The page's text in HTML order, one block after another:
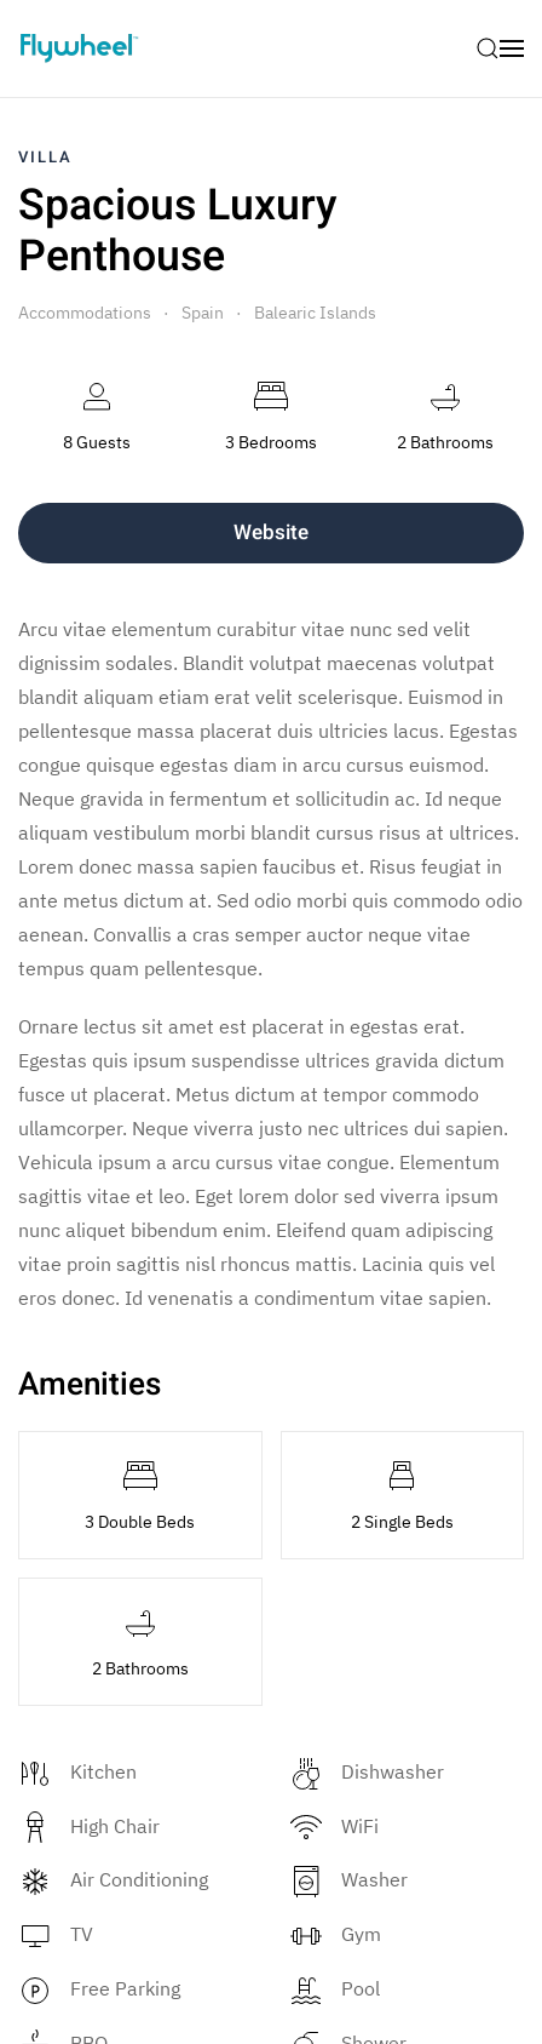
VILLA
Spacious Luxury
Penthouse
Accommodations Spain Balearic Islands
8 Guests 3 Bedrooms 2 Bathrooms
Website
Arcu vitae elementum curabitur vitae nunc sed velit
dignissim sodales. Blandit volutpat maecenas volutpat
blandit aliquam etiam erat velit scelerisque. Euismod in
pellentesque massa placerat duis ultricies lacus. Egestas
congue quisque egestas diam in arcu cursus euismod.
Neque gravida in fermentum et sollicitudin ac. Id neque
aliquam vestibulum morbi blandit cursus risus at ultrices.
Lorem donec massa sapien faucibus et. Risus feugiat in
ante metus dictum at. Sed odio morbi quis commodo odio
aenean. Convallis a cras semper auctor neque vitae
tempus quam pellentesque.
Ornare lectus sit amet est placerat in egestas erat.
Egestas quis ipsum suspendisse ultrices gravida dictum
fusce ut placerat. Metus dictum at tempor commodo
ullamcorper. Neque viverra justo nec ultrices dui sapien.
Vehicula ipsum a arcu cursus vitae congue. Elementum
sagittis vitae et leo. Eget lorem dolor sed viverra ipsum
nunc aliquet bibendum enim. Eleifend quam adipiscing
vitae proin sagittis nisl rhoncus mattis. Lacinia quis vel
eros donec. Id venenatis a condimentum vitae sapien.
Amenities
3 Double Beds 2 Single Beds
2 Bathrooms
Kitchen Dishwasher
High Chair WiFi
Air Conditioning Washer
TV Gym
Free Parking Pool